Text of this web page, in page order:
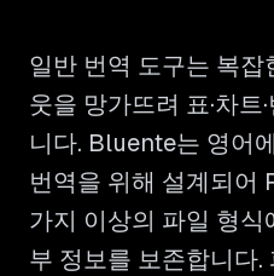
일반 번역 도구는 복
웃을 망가뜨려 표·차트
니다. Bluente는 영어
번역을 위해 설계되어
가지 이상의 파일 형
부 정보를 보존합니다